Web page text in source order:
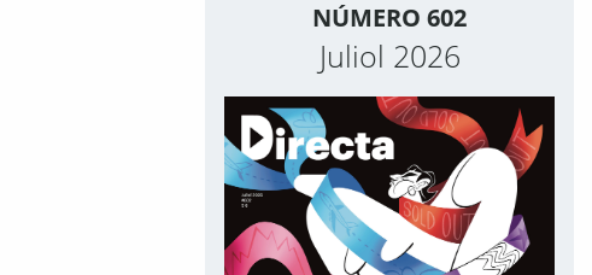
NÚMERO 602
Juliol 2026